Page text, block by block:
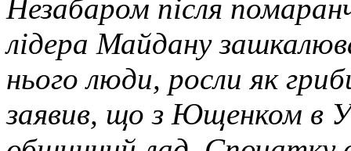
Незабаром після
лідера Майдану
нього люди, росли як
заявив, що з Ющенком в